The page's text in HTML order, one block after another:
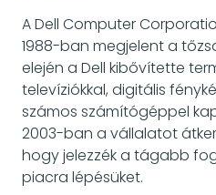
A Dell Computer
1988-ban megjelent a
elején a Dell kibővítette
televíziókkal, digitális
számos számítógéppel
2003-ban a vállalatot
hogy jelezzék a tágabb
piacra lépésüket.